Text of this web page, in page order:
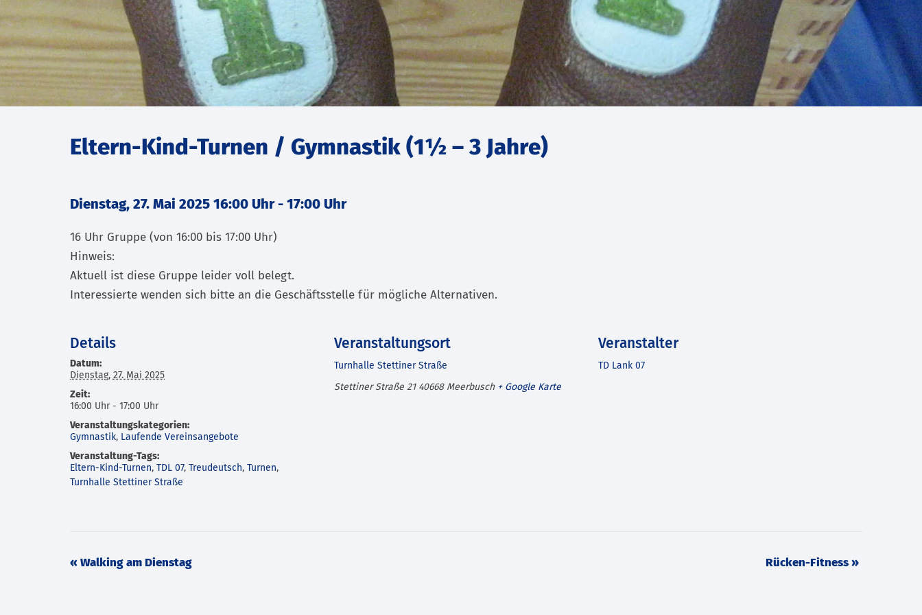
Eltern-Kind-Turnen / Gymnastik (1½ – 3 Jahre)
Dienstag, 27. Mai 2025 16:00 Uhr- 17:00 Uhr
16 Uhr Gruppe (von 16:00 bis 17:00 Uhr)
Hinweis:
Aktuell ist diese Gruppe leider voll belegt.
Interessierte wenden sich bitte an die Geschäftsstelle für mögliche Alternativen.
Details
Datum:
Dienstag, 27. Mai 2025
Zeit:
16:00 Uhr - 17:00 Uhr
Veranstaltungskategorien:
Gymnastik, Laufende Vereinsangebote
Veranstaltung-Tags:
Eltern-Kind-Turnen, TDL 07, Treudeutsch, Turnen,
Turnhalle Stettiner Straße
Veranstaltungsort
Turnhalle Stettiner Straße
Stettiner Straße 21 40668 Meerbusch + Google Karte
Veranstalter
TD Lank 07
Veranstaltung
« Walking am Dienstag Rücken-Fitness »